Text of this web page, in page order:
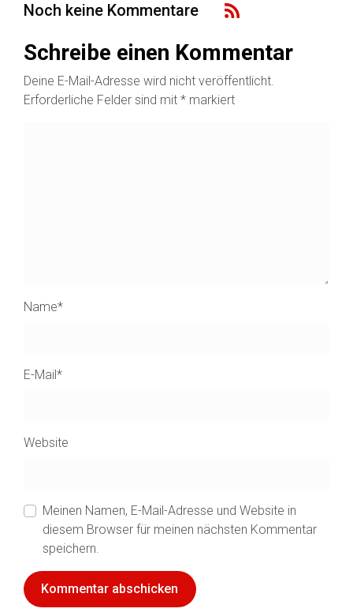
Noch keine Kommentare
Schreibe einen Kommentar
Deine E-Mail-Adresse wird nicht veröffentlicht.
Erforderliche Felder sind mit * markiert
Name*
E-Mail*
Website
Meinen Namen, E-Mail-Adresse und Website in
diesem Browser für meinen nächsten Kommentar
speichern.